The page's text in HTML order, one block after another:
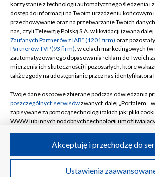
TVP
Abonament TVP
Emisja w TVP
Centrum informacji TVP
Naziemna Telewizja Cyfrowa
Rada Programowa
System NOS
Informacje o nadawcy
Program dla prasy
Regulamin TVP
Polityka prywatności
Moje zgody
Pomoc
Kontakt
Kanały
©2026 Telewizja Polska S.A. w
korzystanie z technologii automatycznego śledzenia i
dostęp do informacji na Twoim urządzeniu końcowym i
przechowywanie oraz na przetwarzanie Twoich
nas, czyli Telewizję Polską S.A. w likwidacji (zwaną dalej
Zaufanych Partnerów z IAB* (1201 firm) oraz
Partnerów TVP (93 firm), w celach marketingowych (w
zautomatyzowanego dopasowania reklam do Twoich
mierzenia ich skuteczności) i pozostałych, które
także zgody na udostępnianie przez nas identyfikatora
Twoje dane osobowe zbierane podczas odwiedzania
poszczególnych serwisówzwanych dalej „Portalem”,
zapisywane za pomocą technologii takich jak: pliki
WWW lub innych podobnych technologii
ruchu w Internecie.
Twoje dane osobowe zbierane podczas odwiedzania
poszczególnych serwisówna Portalu, takie jak adresy
Ustawienia
Akceptuję i przechodzę do